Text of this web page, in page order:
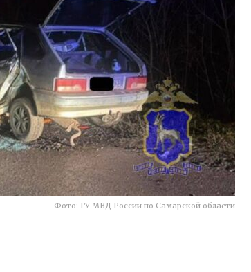
Фото: ГУ МВД России по Самарской области